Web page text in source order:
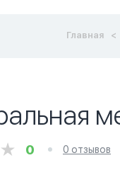
Главная
0 0 отзывов